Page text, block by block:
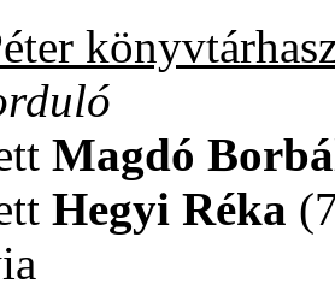
Magdó
Hegyi Réka